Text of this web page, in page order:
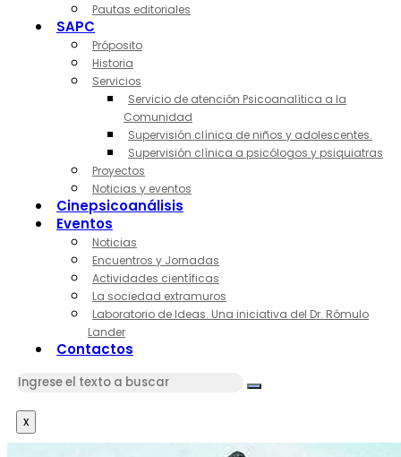
Pautas editoriales
SAPC
Próposito
Historia
Servicios
Servicio de atención Psicoanalítica a la
Comunidad
Supervisión clínica de niños y adolescentes.
Supervisión clínica a psicólogos y psiquiatras
Proyectos
Noticias y eventos
Cinepsicoanálisis
Eventos
Noticias
Encuentros y Jornadas
Actividades científicas
La sociedad extramuros
Laboratorio de Ideas. Una iniciativa del Dr. Rómulo
Lander
Contactos
x